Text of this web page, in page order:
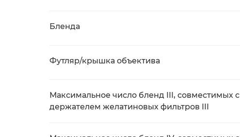
Бленда
Футляр/крышка объектива
Максимальное число бленд III, совместимых с
держателем желатиновых фильтров III